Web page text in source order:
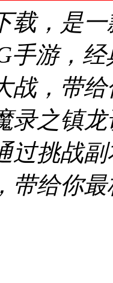
载，是
手游，
战，带
录之镇
过挑战
带给你